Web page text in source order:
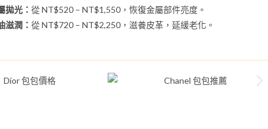
拋光：從 NT$520 – NT$1,550，恢復金屬部件亮度。
滋潤：從 NT$720 – NT$2,250，滋養皮革，延緩老化。